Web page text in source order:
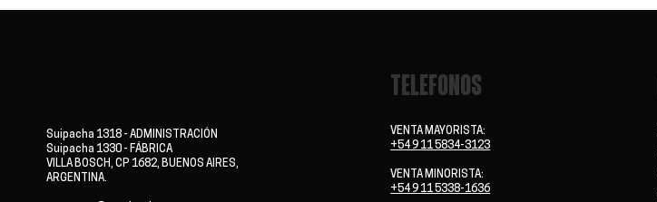
Suipacha 1318 - ADMINISTRACIÓN
Suipacha 1330 - FÁBRICA
VILLA BOSCH, CP 1682, BUENOS AIRES,
ARGENTINA.
TELEFONOS
VENTA MAYORISTA:
+54 9 11 5834-3123
VENTA MINORISTA:
+54 9 11 5338-1636